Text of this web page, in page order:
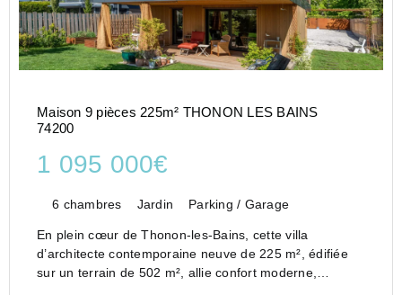
Maison 9 pièces 225m² THONON LES BAINS
74200
1 095 000€
6 chambres Jardin Parking / Garage
En plein cœur de Thonon-les-Bains, cette villa
d’architecte contemporaine neuve de 225 m², édifiée
sur un terrain de 502 m², allie confort moderne,